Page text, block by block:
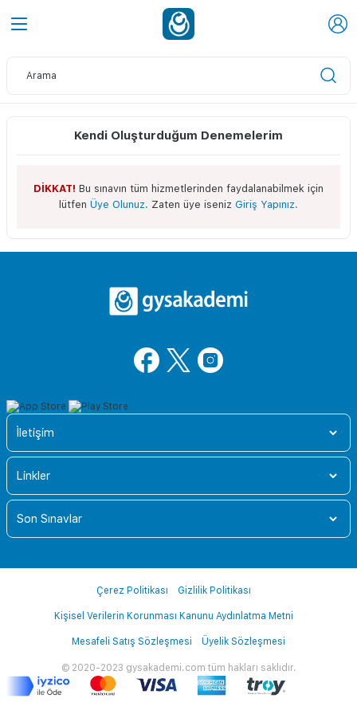
Kendi Oluşturduğum Denemelerim
DİKKAT! Bu sınavın tüm hizmetlerinden faydalanabilmek için
lütfen Üye Olunuz. Zaten üye iseniz Giriş Yapınız.
İletişim
Linkler
Son Sınavlar
© 2020-2023 gysakademi.com tüm hakları saklıdır.
Çerez Politikası Gizlilik Politikası
Kişisel Verilerin Korunması Kanunu Aydınlatma Metni
Mesafeli Satış Sözleşmesi Üyelik Sözleşmesi